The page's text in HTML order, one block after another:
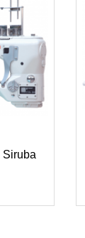
Siruba